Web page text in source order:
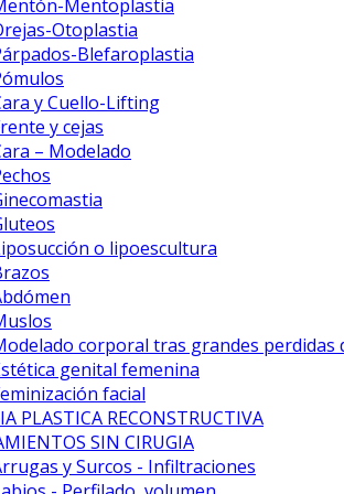
Mentoplastia
Otoplastia
Blefaroplastia
y Cuello-Lifting
y cejas
– Modelado
o lipoescultura
corporal tras grandes perdidas
genital femenina
facial
PLASTICA RECONSTRUCTIVA
SIN CIRUGIA
y Surcos - Infiltraciones